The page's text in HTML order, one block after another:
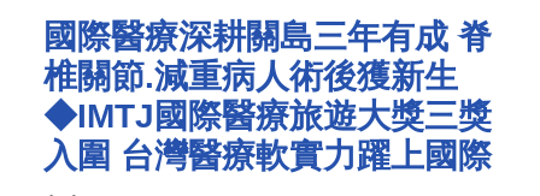
國際醫療深耕關島三年有成 脊
椎關節.減重病人術後獲新生
◆IMTJ國際醫療旅遊大獎三獎
入圍 台灣醫療軟實力躍上國際